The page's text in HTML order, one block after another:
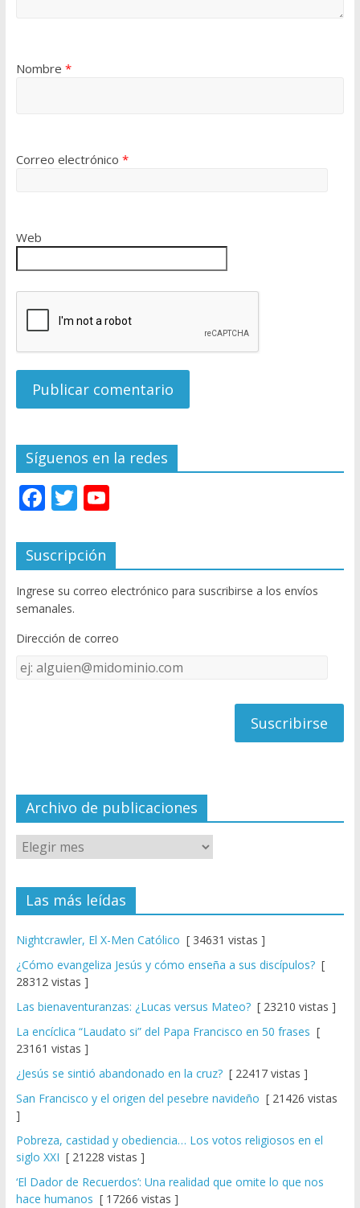
Nombre *
Correo electrónico *
Web
Síguenos en la redes
F
e
b
o
o
k
T
itt
er
Y
u
T
u
e
C
el
Suscripción
Ingrese su correo electrónico para suscribirse a los envíos
semanales.
Dirección de correo
Dirección
Archivo de publicaciones
Las más leídas
Nightcrawler, El X-Men Católico [ 34631 vistas ]
¿Cómo evangeliza Jesús y cómo enseña a sus discípulos?[
28312 vistas ]
Las bienaventuranzas: ¿Lucas versus Mateo?[ 23210 vistas ]
La encíclica “Laudato si” del Papa Francisco en 50 frases [
23161 vistas ]
¿Jesús se sintió abandonado en la cruz?[ 22417 vistas ]
San Francisco y el origen del pesebre navideño [ 21426 vistas
]
Pobreza, castidad y obediencia… Los votos religiosos en el
siglo XXI [ 21228 vistas ]
‘El Dador de Recuerdos’: Una realidad que omite lo que nos
hace humanos [ 17266 vistas ]